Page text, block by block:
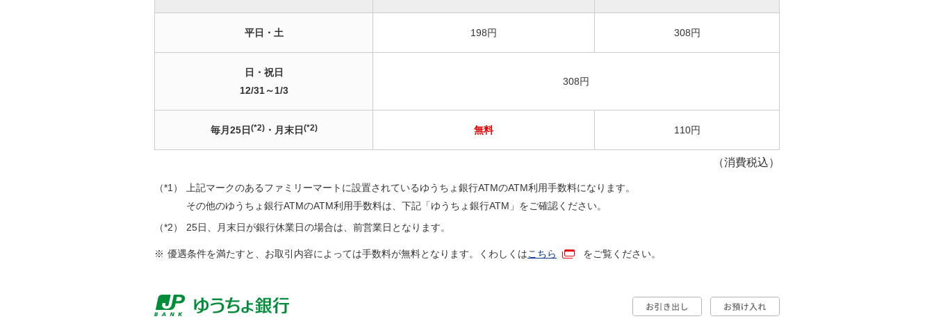
平日・土 198円 308円
日・祝日
12/31～1/3
308円
毎月25日 (*2)・月末日 (*2) 無料 110円
（消費税込）
（*1）
上記マークのあるファミリーマートに設置されているゆうちょ銀行ATMのATM利用手数料になります。
その他のゆうちょ銀行ATMのATM利用手数料は、下記「ゆうちょ銀行ATM」をご確認ください。
（*2）
25日、月末日が銀行休業日の場合は、前営業日となります。
※ 優遇条件を満たすと、お取引内容によっては手数料が無料となります。くわしくはこちら をご覧ください。